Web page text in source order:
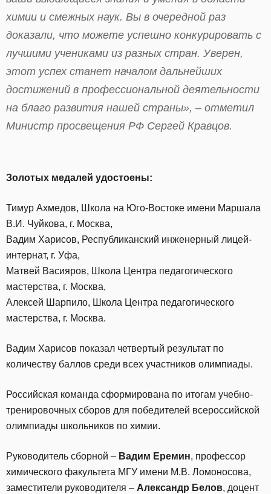
химии и смежных наук. Вы в очередной раз
доказали, что можете успешно конкурировать с
лучшими учениками из разных стран. Уверен,
этот успех станет началом дальнейших
достижений в профессиональной деятельности
на благо развития нашей страны», – отметил
Министр просвещения РФ Сергей Кравцов.
Золотых медалей удостоены:
Тимур Ахмедов, Школа на Юго-Востоке имени Маршала
В.И. Чуйкова, г. Москва,
Вадим Харисов, Республиканский инженерный лицей-
интернат, г. Уфа,
Матвей Васияров, Школа Центра педагогического
мастерства, г. Москва,
Алексей Шарпило, Школа Центра педагогического
мастерства, г. Москва.
Вадим Харисов показал четвертый результат по
количеству баллов среди всех участников олимпиады.
Российская команда сформирована по итогам учебно-
тренировочных сборов для победителей всероссийской
олимпиады школьников по химии.
Руководитель сборной – Вадим Еремин, профессор
химического факультета МГУ имени М.В. Ломоносова,
заместители руководителя – Александр Белов, доцент